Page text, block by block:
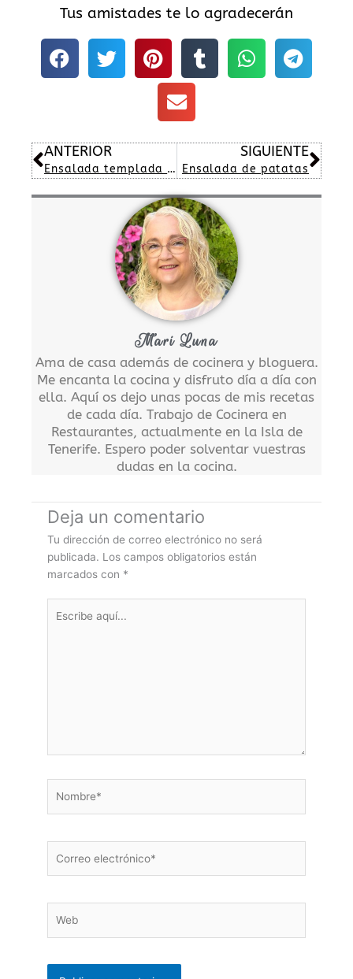
Tus amistades te lo agradecerán
Ant
ANTERIOR
Ensalada templada de verduras
SIGUIENTE
Ensalada de patatas
Mari Luna
Ama de casa además de cocinera y bloguera.
Me encanta la cocina y disfruto día a día con
ella. Aquí os dejo unas pocas de mis recetas
de cada día. Trabajo de Cocinera en
Restaurantes, actualmente en la Isla de
Tenerife. Espero poder solventar vuestras
dudas en la cocina.
Deja un comentario
Tu dirección de correo electrónico no será
publicada. Los campos obligatorios están
marcados con *
aquí...
electrónico*